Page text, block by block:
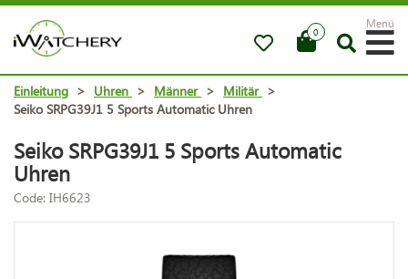
0
Menü
Einleitung > Uhren > Männer > Militär >
Seiko SRPG39J1 5 Sports Automatic Uhren
Seiko SRPG39J1 5 Sports Automatic
Uhren
Code: IH6623